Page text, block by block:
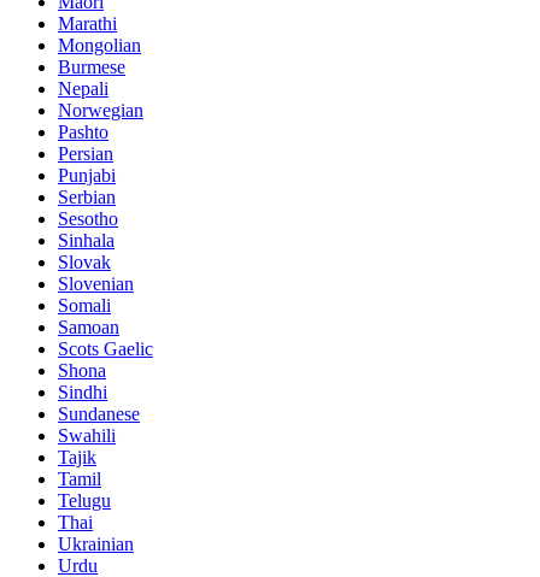
Marathi
Mongolian
Burmese
Nepali
Norwegian
Pashto
Persian
Punjabi
Serbian
Sesotho
Sinhala
Slovak
Slovenian
Somali
Samoan
Scots Gaelic
Shona
Sindhi
Sundanese
Swahili
Tajik
Tamil
Telugu
Thai
Ukrainian
Urdu